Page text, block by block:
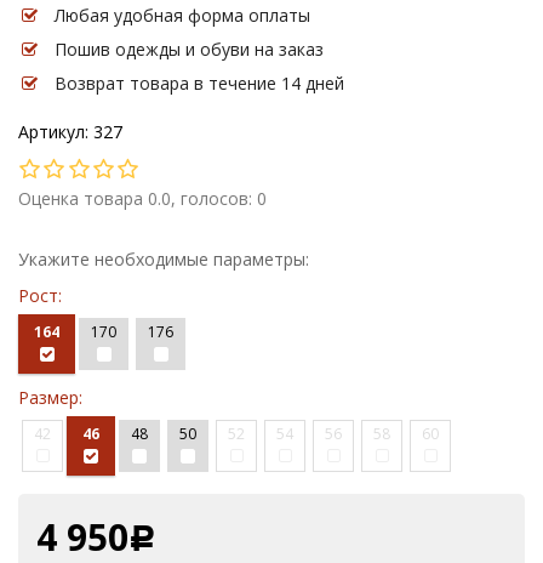
Любая удобная форма оплаты
Пошив одежды и обуви на заказ
Возврат товара в течение 14 дней
Артикул: 327
Оценка товара 0.0, голосов: 0
Укажите необходимые параметры:
Рост:
164 170 176
Размер:
42 46 48 50 52 54 56 58 60
4 950Р